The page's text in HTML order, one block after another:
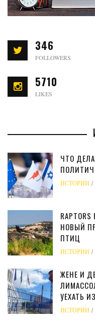
346
FOLLOWERS
5710
LIKES
ЧТО
ИСТОРИИ
НОВЫЙ
ПТИЦ
ИСТОРИИ
ЖЕНЕ И
УЕХАТЬ
ИСТОРИИ